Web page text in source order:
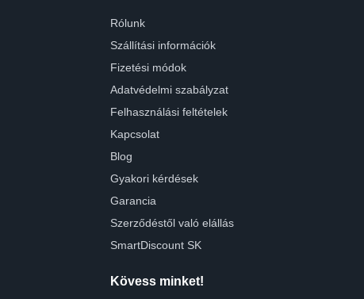
Rólunk
Szállítási információk
Fizetési módok
Adatvédelmi szabályzat
Felhasználási feltételek
Kapcsolat
Blog
Gyakori kérdések
Garancia
Szerződéstől való elállás
SmartDiscount SK
Kövess minket!